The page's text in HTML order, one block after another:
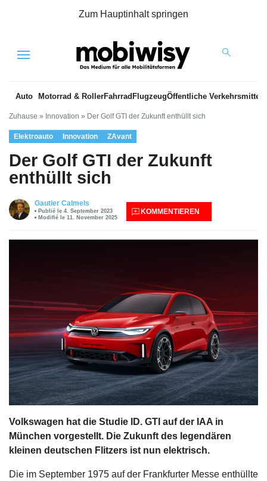
Zum Hauptinhalt springen
Menu
Auto Motorrad & RollerFahrrad FlugzeugÖffentliche Verkehrsmittel
Zuhause » Innovation » Der Golf GTI der Zukunft enthüllt sich
Elektroauto Innovation ZAvant
Der Golf GTI der Zukunft
enthüllt sich
Gautier Calmels
Publié le 4. September 2023
Modifié le 11. November 2025
KOMMENTIEREN
Volkswagen hat die Studie ID. GTI auf der IAA in
München vorgestellt. Die Zukunft des legendären
kleinen deutschen Flitzers ist nun elektrisch.
Die im September 1975 auf der Frankfurter Messe enthüllte